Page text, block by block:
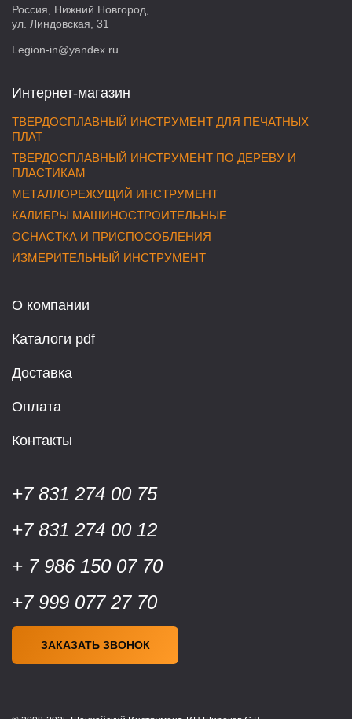
Россия, Нижний Новгород,
ул. Линдовская, 31
Legion-in@yandex.ru
Интернет-магазин
ТВЕРДОСПЛАВНЫЙ ИНСТРУМЕНТ ДЛЯ ПЕЧАТНЫХ
ПЛАТ
ТВЕРДОСПЛАВНЫЙ ИНСТРУМЕНТ ПО ДЕРЕВУ И
ПЛАСТИКАМ
МЕТАЛЛОРЕЖУЩИЙ ИНСТРУМЕНТ
КАЛИБРЫ МАШИНОСТРОИТЕЛЬНЫЕ
ОСНАСТКА И ПРИСПОСОБЛЕНИЯ
ИЗМЕРИТЕЛЬНЫЙ ИНСТРУМЕНТ
О компании
Каталоги pdf
Доставка
Оплата
Контакты
+7 831 274 00 75
+7 831 274 00 12
+ 7 986 150 07 70
+7 999 077 27 70
ЗАКАЗАТЬ ЗВОНОК